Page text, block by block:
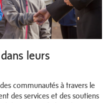
leurs
communautés à travers le
des services et des soutiens